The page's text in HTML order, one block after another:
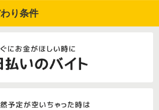
り条件